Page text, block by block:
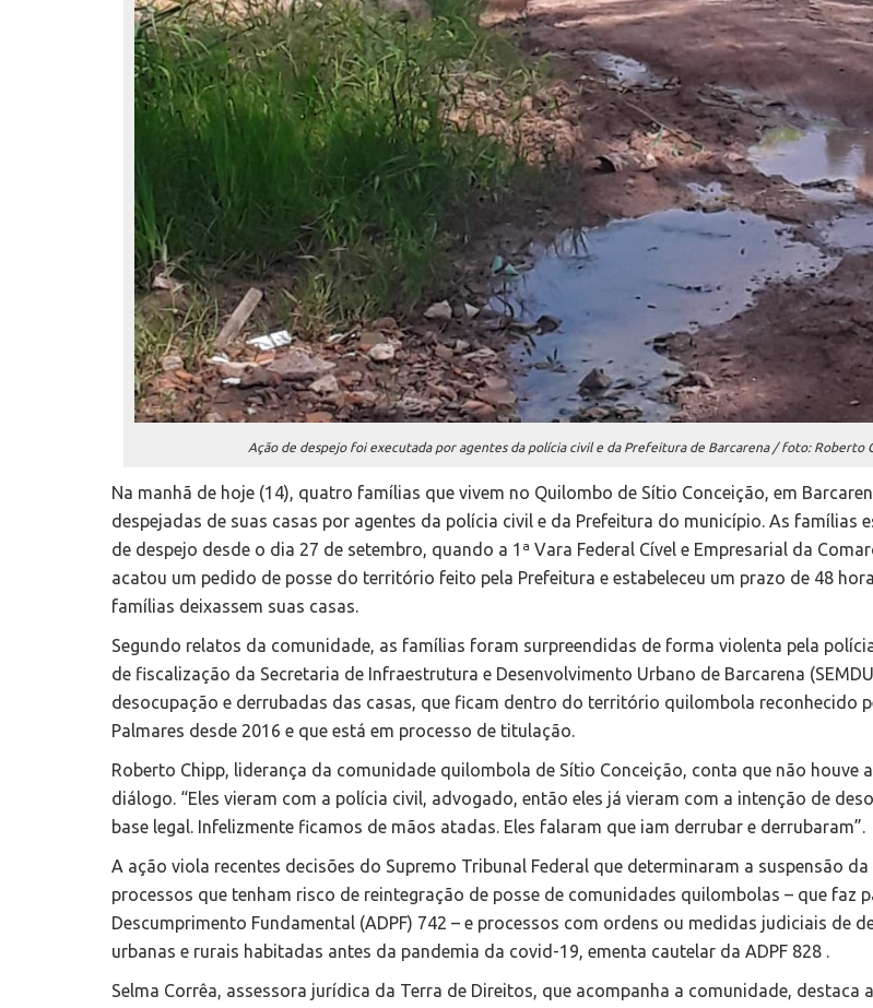
Ação de despejo foi executada por agentes da polícia civil e da Prefeitura de Barcarena / foto: Roberto
Na manhã de hoje (14), quatro famílias que vivem no Quilombo de Sítio Conceição, em
despejadas de suas casas por agentes da polícia civil e da Prefeitura do município. As famílias
de despejo desde o dia 27 de setembro, quando a 1ª Vara Federal Cível e Empresarial da
acatou um pedido de posse do território feito pela Prefeitura e estabeleceu um prazo de 48
famílias deixassem suas casas.
Segundo relatos da comunidade, as famílias foram surpreendidas de forma violenta pela
de fiscalização da Secretaria de Infraestrutura e Desenvolvimento Urbano de Barcarena
desocupação e derrubadas das casas, que ficam dentro do território quilombola reconhecido
Palmares desde 2016 e que está em processo de titulação.
Roberto Chipp, liderança da comunidade quilombola de Sítio Conceição, conta que não houve
diálogo. “Eles vieram com a polícia civil, advogado, então eles já vieram com a intenção de
base legal. Infelizmente ficamos de mãos atadas. Eles falaram que iam derrubar e derrubaram”.
A ação viola recentes decisões do Supremo Tribunal Federal que determinaram a suspensão
processos que tenham risco de reintegração de posse de comunidades quilombolas – que faz
Descumprimento Fundamental (ADPF) 742 – e processos com ordens ou medidas judiciais de
urbanas e rurais habitadas antes da pandemia da covid-19, ementa cautelar da ADPF 828 .
Selma Corrêa, assessora jurídica da Terra de Direitos, que acompanha a comunidade, destaca